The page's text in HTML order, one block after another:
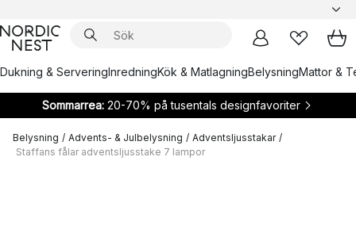
Dukning & ServeringInredningKök & MatlagningBelysningMattor &
Sommarrea:20-70% på tusentals designfavoriter
Belysning / Advents- & Julbelysning / Adventsljusstakar /
Staffans fålar adventsljusstake 7 lampor